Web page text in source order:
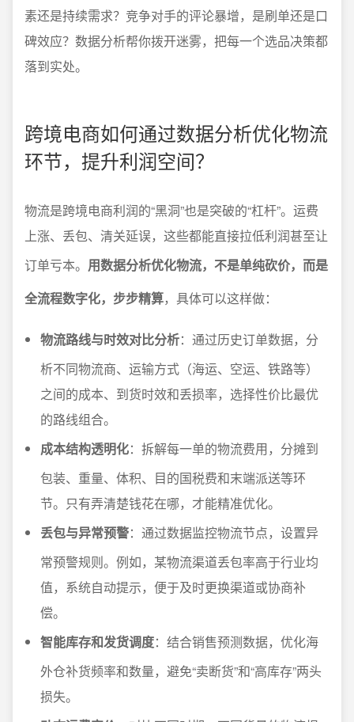
素还是持续需求？竞争对手的评论暴增，是刷单还是口
碑效应？数据分析帮你拨开迷雾，把每一个选品决策都
落到实处。
跨境电商如何通过数据分析优化物流
环节，提升利润空间？
物流是跨境电商利润的“黑洞”也是突破的“杠杆”。运费
上涨、丢包、清关延误，这些都能直接拉低利润甚至让
订单亏本。 用数据分析优化物流，不是单纯砍价，而是
全流程数字化，步步精算，具体可以这样做：
物流路线与时效对比分析：通过历史订单数据，分
析不同物流商、运输方式（海运、空运、铁路等）
之间的成本、到货时效和丢损率，选择性价比最优
的路线组合。
成本结构透明化：拆解每一单的物流费用，分摊到
包装、重量、体积、目的国税费和末端派送等环
节。只有弄清楚钱花在哪，才能精准优化。
丢包与异常预警：通过数据监控物流节点，设置异
常预警规则。例如，某物流渠道丢包率高于行业均
值，系统自动提示，便于及时更换渠道或协商补
偿。
智能库存和发货调度：结合销售预测数据，优化海
外仓补货频率和数量，避免“卖断货”和“高库存”两头
损失。